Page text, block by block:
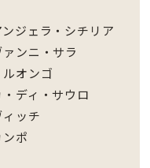
ジェラ・シチリア
ンニ・サラ
オンゴ
ディ・サウロ
ッチ
ポ